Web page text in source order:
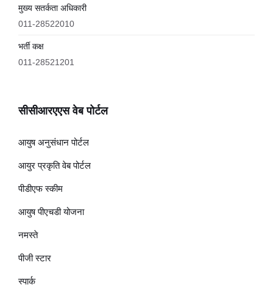
मुख्य सतर्कता अधिकारी
011-28522010
भर्ती कक्ष
011-28521201
सीसीआरएएस वेब पोर्टल
आयुष अनुसंधान पोर्टल
आयुर प्रकृति वेब पोर्टल
पीडीएफ स्कीम
आयुष पीएचडी योजना
नमस्ते
पीजी स्टार
स्पार्क